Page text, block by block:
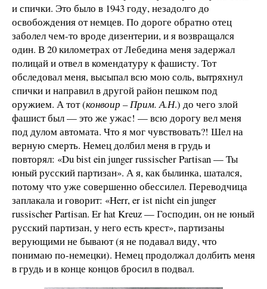
и спички. Это было в 1943 году, незадолго до
освобождения от немцев. По дороге обратно отец
заболел чем-то вроде дизентерии, и я возвращался
один. В 20 километрах от Лебедина меня задержал
полицай и отвел в комендатуру к фашисту. Тот
обследовал меня, высыпал всю мою соль, вытряхнул
спички и направил в другой район пешком под
оружием. А тот (конвоир – Прим. А.Н.) до чего злой
фашист был — это же ужас! — всю дорогу вел меня
под дулом автомата. Что я мог чувствовать?! Шел на
верную смерть. Немец долбил меня в грудь и
повторял: «Du bist ein junger russischеr Partisan — Ты
юный русский партизан». А я, как былинка, шатался,
потому что уже совершенно обессилел. Переводчица
заплакала и говорит: «Herr, er ist nicht ein junger
russischer Partisan. Er hat Kreuz — Господин, он не юный
русский партизан, у него есть крест», партизаны
верующими не бывают (я не подавал виду, что
понимаю по-немецки). Немец продолжал долбить меня
в грудь и в конце концов бросил в подвал.